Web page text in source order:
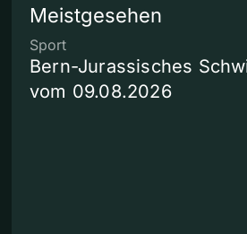
Meistgesehen
Sport
Bern-Jurassisches
vom 09.08.2026